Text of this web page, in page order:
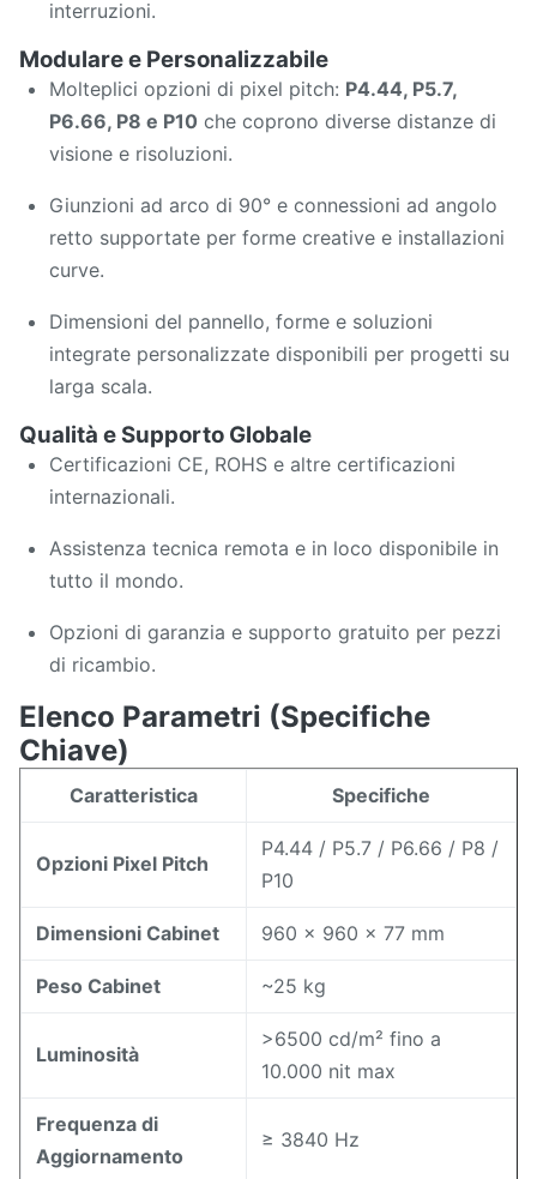
interruzioni.
Modulare e Personalizzabile
Molteplici opzioni di pixel pitch: P4.44, P5.7,
P6.66, P8 e P10 che coprono diverse distanze di
visione e risoluzioni.
Giunzioni ad arco di 90° e connessioni ad angolo
retto supportate per forme creative e installazioni
curve.
Dimensioni del pannello, forme e soluzioni
integrate personalizzate disponibili per progetti su
larga scala.
Qualità e Supporto Globale
Certificazioni CE, ROHS e altre certificazioni
internazionali.
Assistenza tecnica remota e in loco disponibile in
tutto il mondo.
Opzioni di garanzia e supporto gratuito per pezzi
di ricambio.
Elenco Parametri (Specifiche
Chiave)
Caratteristica Specifiche
Opzioni Pixel Pitch
P4.44 / P5.7 / P6.66 / P8 /
P10
Dimensioni Cabinet 960 × 960 × 77 mm
Peso Cabinet ~25 kg
Luminosità
>6500 cd/m² fino a
10.000 nit max
Frequenza di
Aggiornamento
≥ 3840 Hz